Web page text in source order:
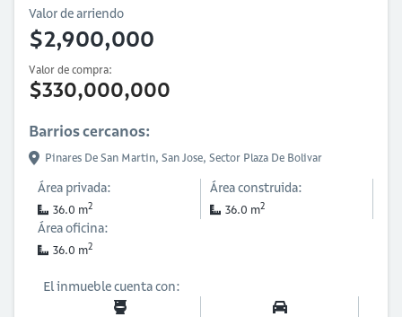
Valor de arriendo
$2,900,000
Valor de compra:
$330,000,000
Barrios cercanos:
Pinares De San Martin, San Jose, Sector Plaza De Bolivar
Área privada:
36.0 m2
Área construida:
36.0 m2
Área oficina:
36.0 m2
El inmueble cuenta con: